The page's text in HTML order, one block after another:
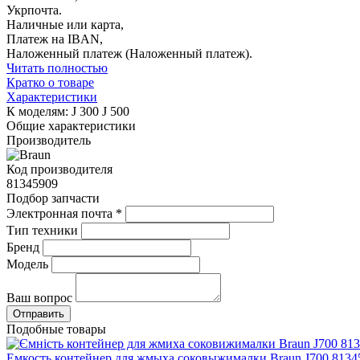
Укрпочта.
Наличные или карта,
Платеж на IBAN,
Наложенный платеж (Наложенный платеж).
Читать полностью
Кратко о товаре
Характеристики
К моделям: J 300 J 500
Общие характеристики
Производитель
Код производителя
81345909
Подбор запчасти
Электронная почта *
Тип техники
Бренд
Модель
Ваш вопрос
Подобные товары